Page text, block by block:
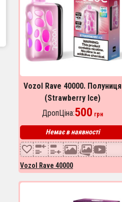
Vozol Rave 40000. Полуниця
(Strawberry Ice)
ДропЦіна:500 грн
Немає в наявності
Vozol Rave 40000